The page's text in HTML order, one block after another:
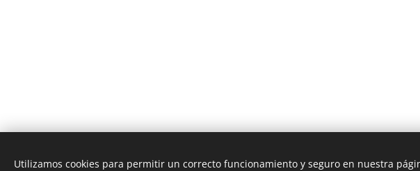
Utilizamos cookies para permitir un correcto funcionamiento y seguro en nuestra